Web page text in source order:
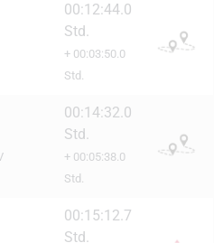
00:12:44.0
Std.
+ 00:03:50.0
Std.
00:14:32.0
Std.
+ 00:05:38.0
Std.
00:15:12.7
Std.